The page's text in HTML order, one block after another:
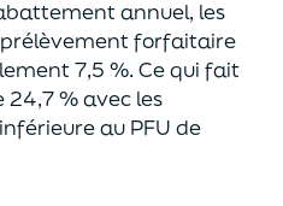
annuel, les
prélèvement forfaitaire
7,5 %. Ce qui fait
24,7 % avec les
au PFU de